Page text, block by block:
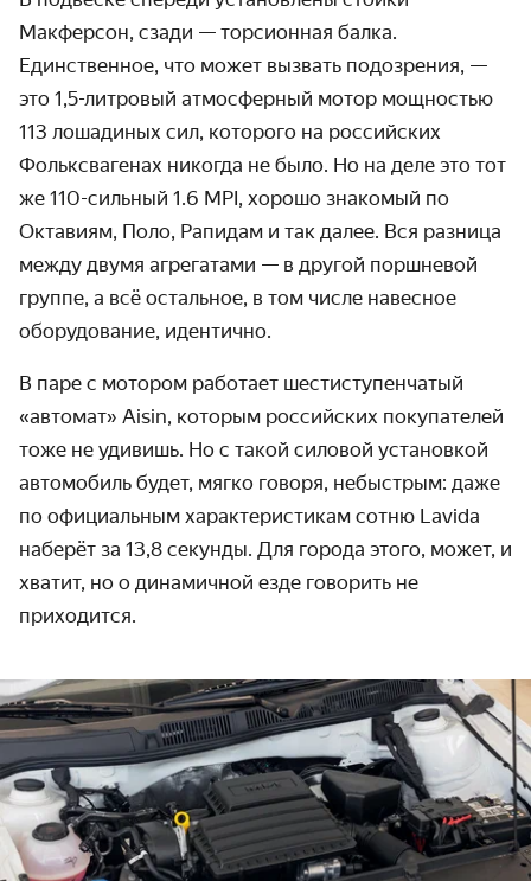
Макферсон, сзади — торсионная балка.
Единственное, что может вызвать подозрения, —
это 1,5-литровый атмосферный мотор мощностью
113 лошадиных сил, которого на российских
Фольксвагенах никогда не было. Но на деле это тот
же 110-сильный 1.6 MPI, хорошо знакомый по
Октавиям, Поло, Рапидам и так далее. Вся разница
между двумя агрегатами — в другой поршневой
группе, а всё остальное, в том числе навесное
оборудование, идентично.
В паре с мотором работает шестиступенчатый
«автомат» Aisin, которым российских покупателей
тоже не удивишь. Но с такой силовой установкой
автомобиль будет, мягко говоря, небыстрым: даже
по официальным характеристикам сотню Lavida
наберёт за 13,8 секунды. Для города этого, может, и
хватит, но о динамичной езде говорить не
приходится.